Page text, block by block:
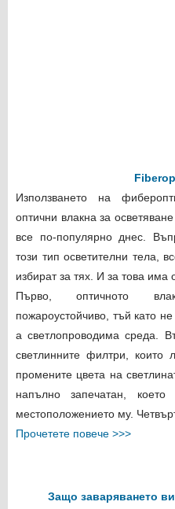
Използването на
оптични влакна за
все по-популярно днес.
този тип осветителни тела,
избират за тях. И за това има
Първо, оптичното
пожароустойчиво, тъй като не
а светлопроводима среда.
светлинните филтри, които
промените цвета на
напълно запечатан,
местоположението му.
Прочетете повече >>>
Защо заваряването